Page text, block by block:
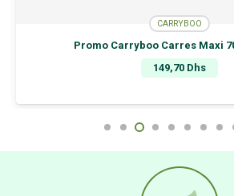
CARRYBOO
Promo Carryboo Carres Maxi
149,70 Dhs